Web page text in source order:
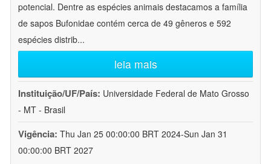
potencial. Dentre as espécies animais destacamos a família
de sapos Bufonidae contém cerca de 49 gêneros e 592
espécies distrib...
leia mais
Instituição/UF/País: Universidade Federal de Mato Grosso
- MT - Brasil
Vigência: Thu Jan 25 00:00:00 BRT 2024-Sun Jan 31
00:00:00 BRT 2027